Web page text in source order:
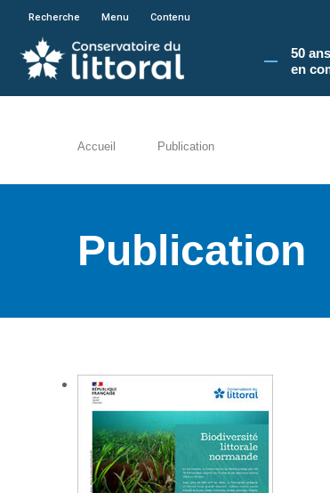
En poursuivant votre
Recherche Menu Contenu
50
en
Accueil Publication
Publication